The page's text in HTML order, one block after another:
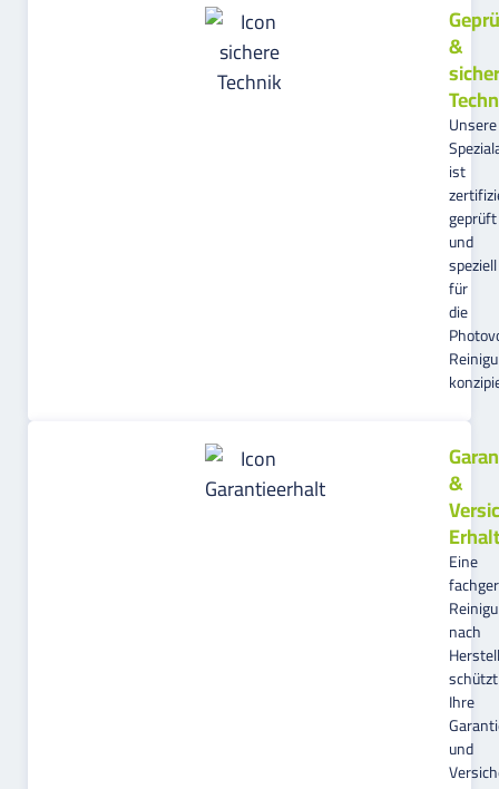
&
Unsere
ist
geprüft
und
speziell
für
die
&
Erhalt
Eine
nach
schützt
Ihre
und